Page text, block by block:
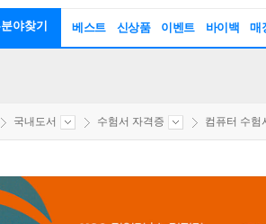
야찾기 베스트 신상품 이벤트 바이백 매
국내도서 수험서 자격증 컴퓨터 수험